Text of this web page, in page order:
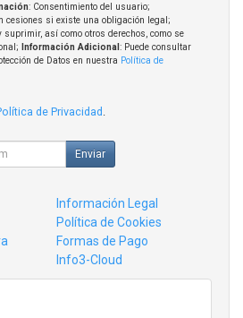
: Consentimiento del usuario;
cesiones si existe una obligación legal;
suprimir, así como otros derechos, como se
Información Adicional : Puede consultar
de Datos en nuestra Política de
de Privacidad
Enviar
Información Legal
Política de Cookies
Formas de Pago
Info3-Cloud